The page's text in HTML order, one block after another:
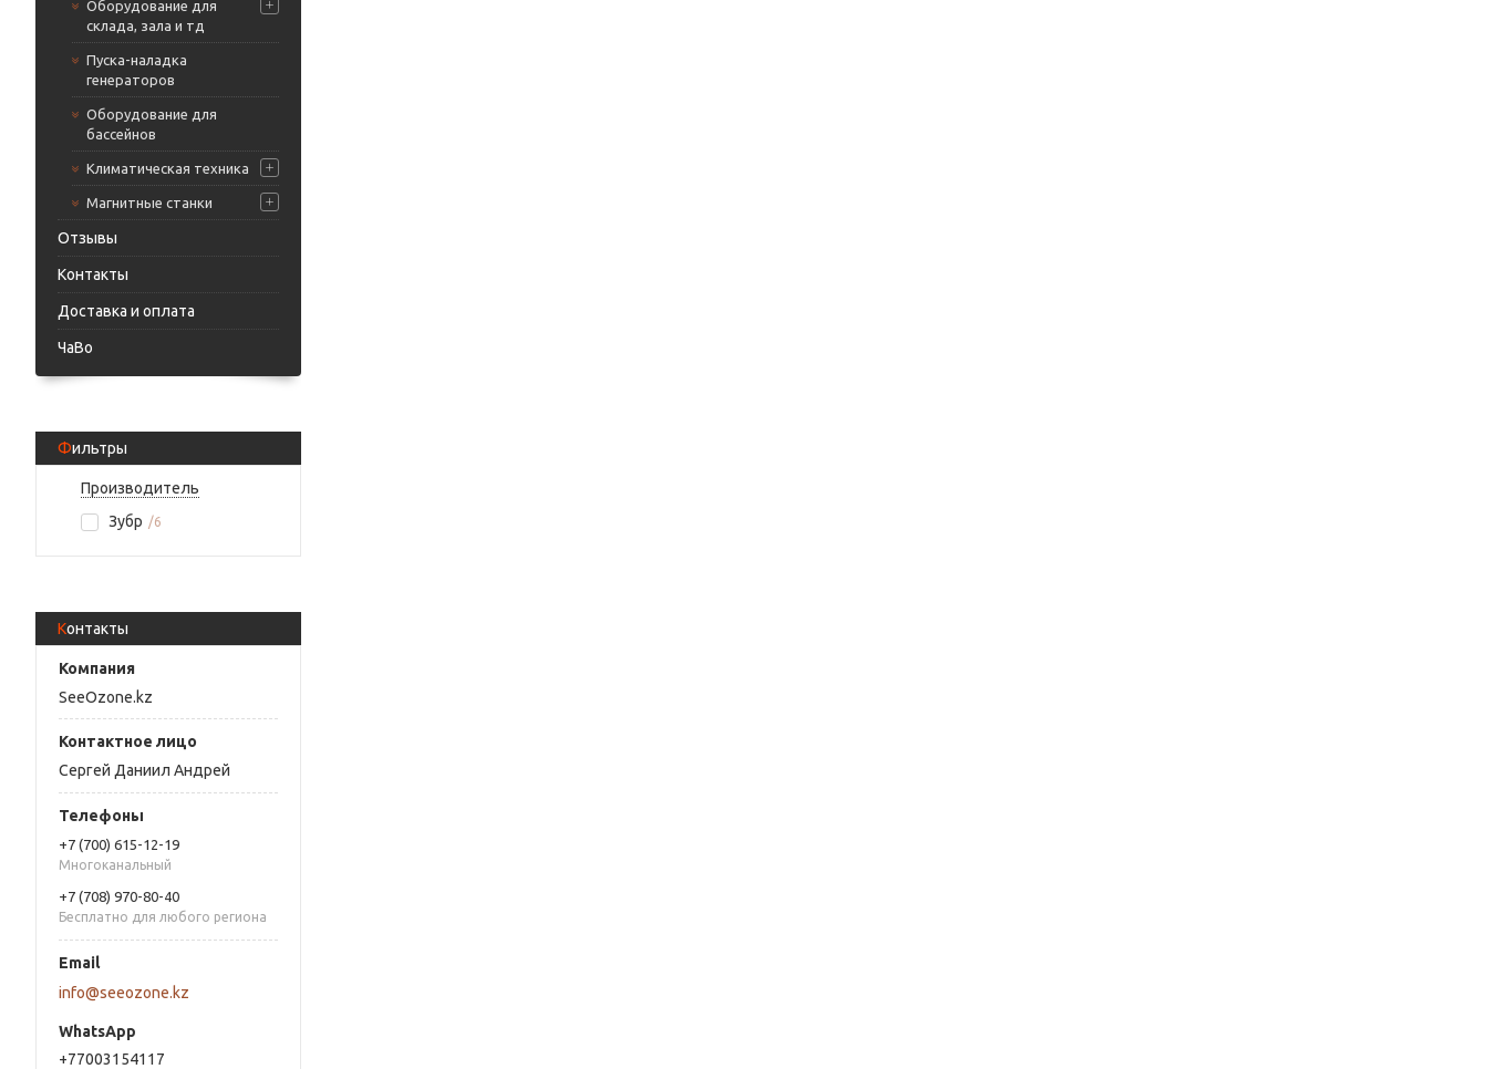
Оборудование для
склада, зала и тд
Пуска-наладка
генераторов
Оборудование для
бассейнов
Климатическая техника
Магнитные станки
Отзывы
Контакты
Доставка и оплата
ЧаВо
Фильтры
Производитель
Зубр
6
Контакты
SeeOzone.kz
Сергей Даниил Андрей
+7 (700) 615-12-19
Многоканальный
+7 (708) 970-80-40
Бесплатно для любого региона
info@seeozone.kz
+77003154117